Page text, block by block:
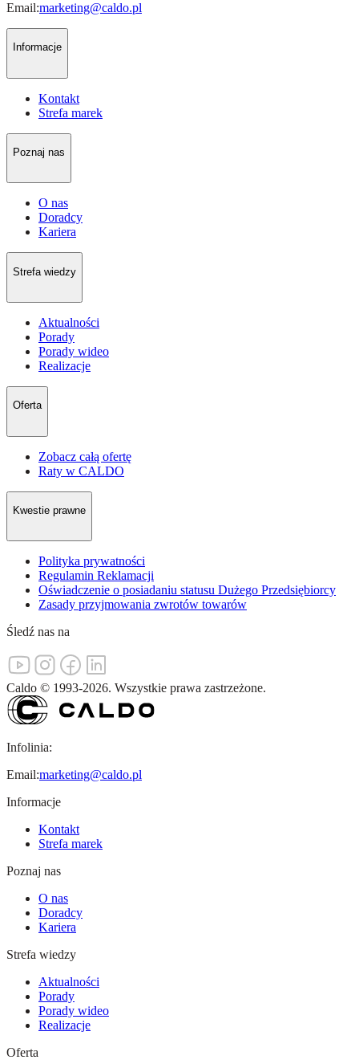
Email:marketing@caldo.pl
Informacje
Kontakt
Strefa marek
Poznaj nas
O nas
Doradcy
Kariera
Strefa wiedzy
Aktualności
Porady
Porady wideo
Realizacje
Oferta
Zobacz całą ofertę
Raty w CALDO
Kwestie prawne
Polityka prywatności
Regulamin Reklamacji
Oświadczenie o posiadaniu statusu Dużego Przedsiębiorcy
Zasady przyjmowania zwrotów towarów
Śledź nas na
Caldo © 1993-2026. Wszystkie prawa zastrzeżone.
Infolinia:
Email:marketing@caldo.pl
Informacje
Kontakt
Strefa marek
Poznaj nas
O nas
Doradcy
Kariera
Strefa wiedzy
Aktualności
Porady
Porady wideo
Realizacje
Oferta